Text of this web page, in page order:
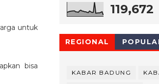
untuk
bisa
119,672
REGIONAL
KABAR BADUNG